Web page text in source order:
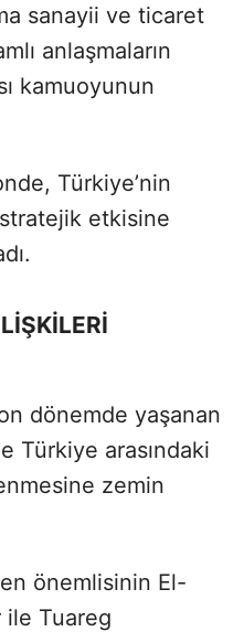
sanayii ve ticaret
anlaşmaların
kamuoyunun
Türkiye’nin
etkisine
dönemde yaşanan
Türkiye arasındaki
zemin
önemlisinin El-
ile Tuareg